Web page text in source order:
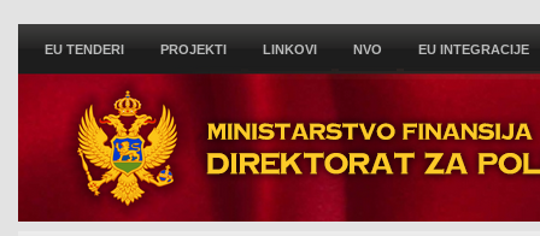
EU TENDERI PROJEKTI LINKOVI NVO EU INTEGRACIJE